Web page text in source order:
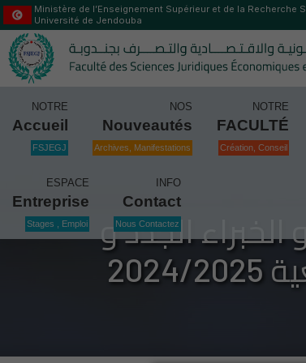
Ministère de l’Enseignement Supérieur et de la Recherche
Université de Jendouba
NOTRE
Accueil
FSJEGJ
NOS
Nouveautés
Archives, Manifestations
NOTRE
FACULTÉ
Création, Conseil
ESPACE
Entreprise
Stages , Emploi
INFO
Contact
Nous Contactez
الجدد و